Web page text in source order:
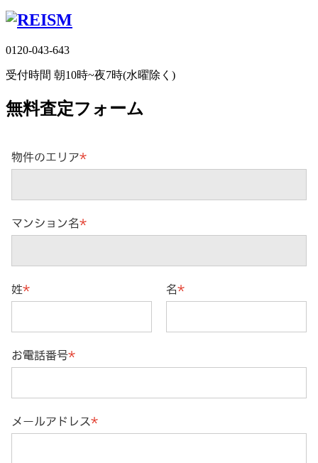
0120-043-643
受付時間 朝10時~夜7時(水曜除く)
無料査定フォーム